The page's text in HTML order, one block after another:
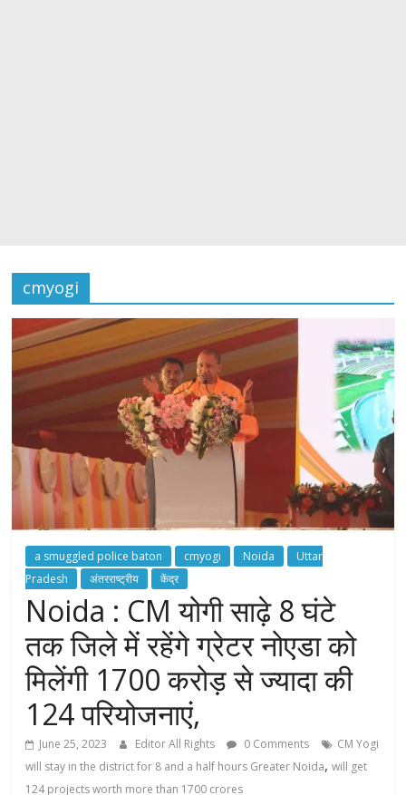
cmyogi
a smuggled police baton cmyogi Noida
Uttar
Pradesh
अंतरराष्ट्रीय केंद्र
Noida : CM योगी साढ़े 8 घंटे
तक जिले में रहेंगे ग्रेटर नोएडा को
मिलेंगी 1700 करोड़ से ज्यादा की
124 परियोजनाएं,
June 25, 2023 Editor All Rights 0 Comments
CM Yogi
will stay in the district for 8 and a half hours Greater Noida,will get
124 projects worth more than 1700 crores